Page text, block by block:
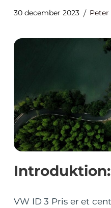
30 december 2023
Introduktion:
VW ID 3 Pris er et